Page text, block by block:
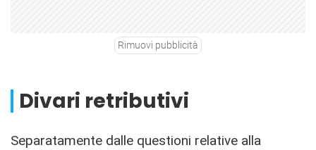
Rimuovi pubblicità
Divari retributivi
Separatamente dalle questioni relative alla